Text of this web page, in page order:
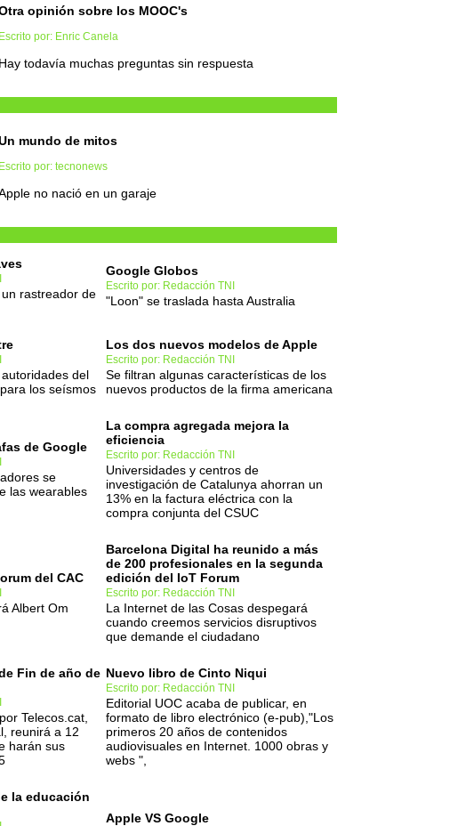
opinión sobre los MOOC's
Escrito por: Enric Canela
Hay todavía muchas preguntas sin respuesta
mundo de mitos
Escrito por: tecnonews
no nació en un garaje
rastreador de
Google Globos
Escrito por: Redacción TNI
"Loon" se traslada hasta Australia
del
los seísmos
Los dos nuevos modelos de Apple
Escrito por: Redacción TNI
Se filtran algunas características de los
nuevos productos de la firma americana
de Google
se
las wearables
La compra agregada mejora la
eficiencia
Escrito por: Redacción TNI
Universidades y centros de
investigación de Catalunya ahorran un
13% en la factura eléctrica con la
compra conjunta del CSUC
del CAC
Albert Om
Barcelona Digital ha reunido a más
de 200 profesionales en la segunda
edición del IoT Forum
Escrito por: Redacción TNI
La Internet de las Cosas despegará
cuando creemos servicios disruptivos
que demande el ciudadano
Fin de año de
Telecos.cat,
reunirá a 12
harán sus
Nuevo libro de Cinto Niqui
Escrito por: Redacción TNI
Editorial UOC acaba de publicar, en
formato de libro electrónico (e-pub),"Los
primeros 20 años de contenidos
audiovisuales en Internet. 1000 obras y
webs ",
la educación
Apple VS Google